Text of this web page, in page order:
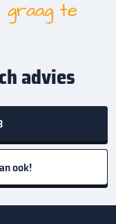
graag te
advies
ook!